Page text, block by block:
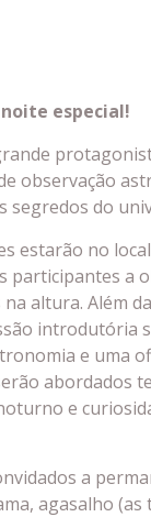
especial!
observação
segredos do
estarão no
participantes a
altura. Além
introdutória
e uma
abordados
e
a
agasalho